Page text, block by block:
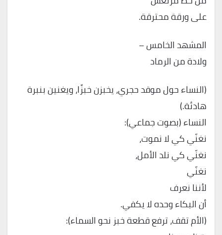
على ورقة محترقة.
المشهد الخامس –
ولادة من الرماد
(النساء حول موقد حجري، يخبزن خبزًا، ويغنين بنبرة
هادئة.)
النساء (بصوت جماعي):
نغنّي كي لا نموت،
نغنّي كي نلد الأمل،
نغنّي
لأننا نعرف
أن البكاء وحده لا يكفي.
(الأم تقف، ترفع قطعة خبز نحو السماء):